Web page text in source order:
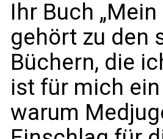
Ihr Buch
gehört zu den
Büchern, die
ist für mich
warum